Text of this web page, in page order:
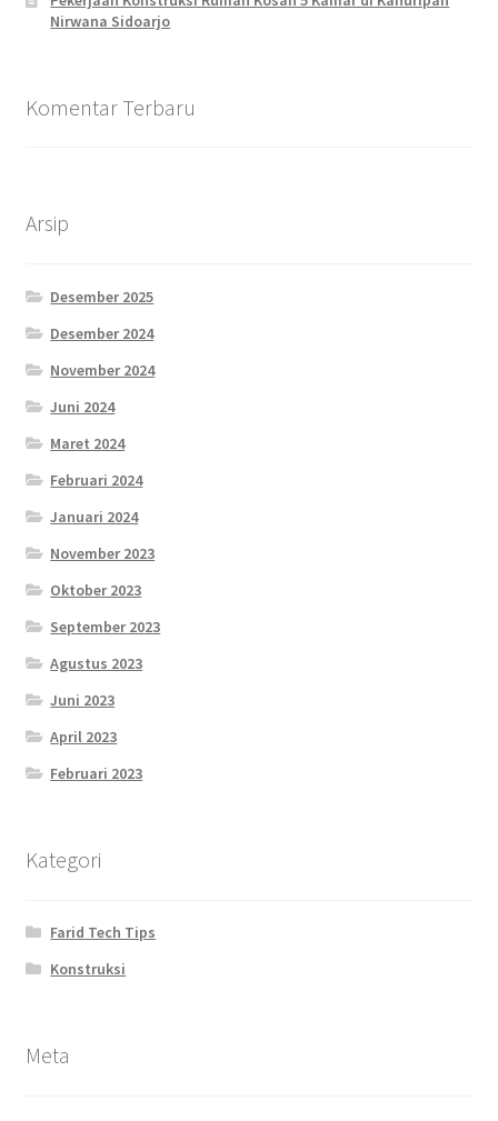
Nirwana Sidoarjo
Komentar Terbaru
Arsip
Desember 2025
Desember 2024
November 2024
Juni 2024
Maret 2024
Februari 2024
Januari 2024
November 2023
Oktober 2023
September 2023
Agustus 2023
Juni 2023
April 2023
Februari 2023
Kategori
Farid Tech Tips
Konstruksi
Meta